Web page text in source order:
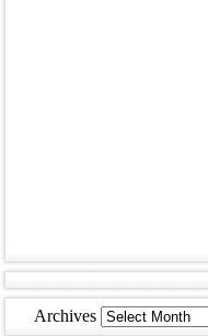
Archives Archives